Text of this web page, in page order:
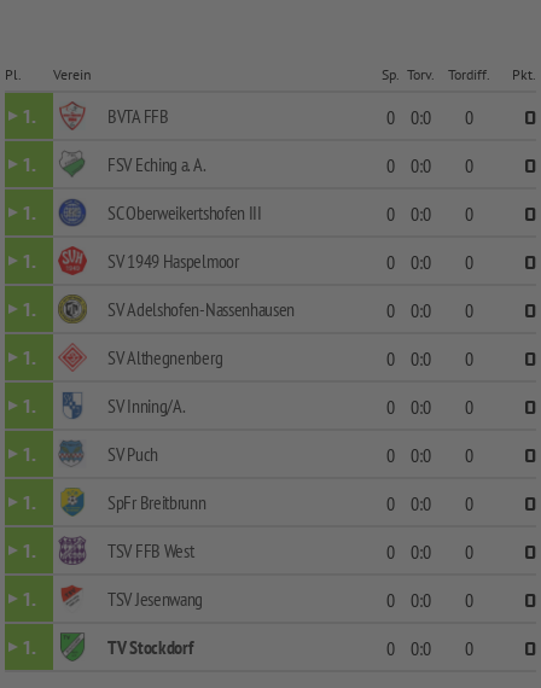
Pl. Verein Sp. Torv. Tordiff. Pkt.
1. BVTA FFB 0 0:0 0
0
1.
FSV Eching a. A. 0 0:0 0
0
1.
SC Oberweikertshofen III 0 0:0 0
0
1.
SV 1949 Haspelmoor 0 0:0 0
0
1.
SV Adelshofen-Nassenhausen 0 0:0 0
0
1.
SV Althegnenberg 0 0:0 0
0
1.
SV Inning/A. 0 0:0 0
0
1.
SV Puch 0 0:0 0
0
1.
SpFr Breitbrunn 0 0:0 0
0
1.
TSV FFB West 0 0:0 0
0
1.
TSV Jesenwang 0 0:0 0
0
1.
TV Stockdorf 0 0:0 0 0